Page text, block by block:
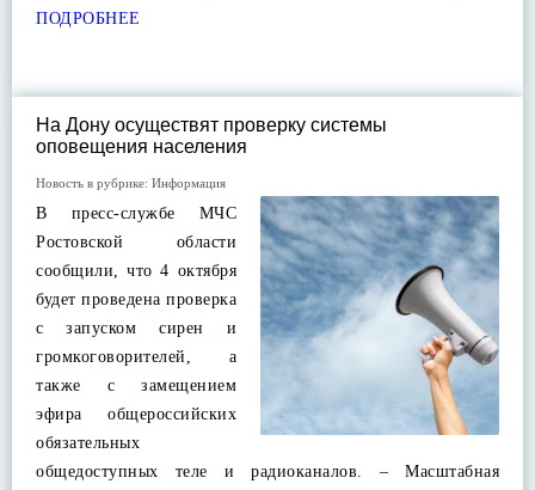
ПОДРОБНЕЕ
На Дону осуществят проверку системы
оповещения населения
Новость в рубрике: Информация
В пресс-службе МЧС
Ростовской области
сообщили, что 4 октября
будет проведена проверка
с запуском сирен и
громкоговорителей, а
также с замещением
эфира общероссийских
обязательных
общедоступных теле и радиоканалов. – Масштабная